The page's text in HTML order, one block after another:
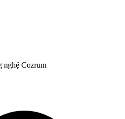
nghệ Cozrum